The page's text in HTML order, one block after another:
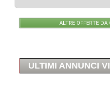
ALTRE OFFERTE
ULTIMI ANNUNCI